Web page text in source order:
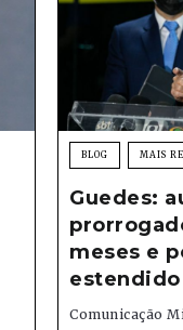
BLOG MAIS
Guedes:
meses e
estendido
Comunicação